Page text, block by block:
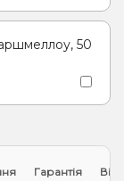
50
Гарантія